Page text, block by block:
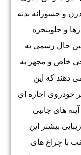
و جسورانه بدنه
و جلوپنجره
حال رسمی به
خاص و مجهز به
دهند که این
خودروی اجاره‌ ای
های جانبی
بیشتر این
با چراغ‌ های